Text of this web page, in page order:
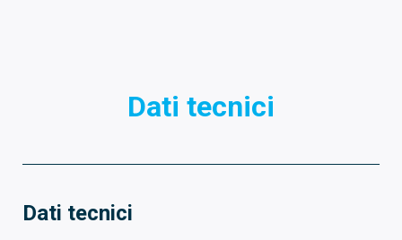
Dati tecnici
Dati tecnici